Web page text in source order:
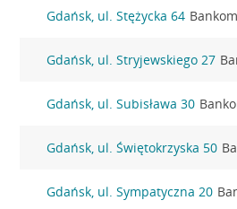
Gdańsk, ul. Stężycka 64
Gdańsk, ul. Stryjewskiego 27
Gdańsk, ul. Subisława 30
Gdańsk, ul. Świętokrzyska 50
Gdańsk, ul. Sympatyczna 20